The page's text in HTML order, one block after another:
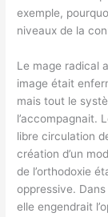
exemple,
niveaux de la
Le mage radical
image était
mais tout le
l’accompagnait.
libre circulation
création d’un
de l’orthodoxie
oppressive.
elle engendrait